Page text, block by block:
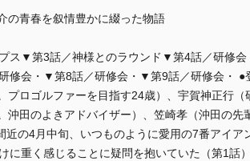
の青春を叙情豊かに綴った物語
ス▼第3話／神様とのラウンド▼第4話／研修
修会・▼第8話／研修会・▼第9話／研修会・ ●
プロゴルファーを目指す24歳）、宇賀神正行
沖田のよきアドバイザー）、笠崎孝（沖田の先
近の4月中旬、いつものように愛用の7番アイア
に重く感じることに疑問を抱いていた（第1話